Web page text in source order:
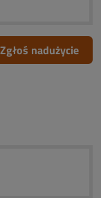
Zgłoś nadużycie